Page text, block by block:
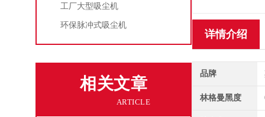
工厂大型吸尘机
环保脉冲式吸尘机
相关文章
ARTICLE
详情介绍
品牌
林格曼黑度